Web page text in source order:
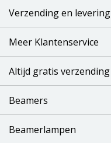
Verzending en levering
Meer Klantenservice
Altijd gratis verzending
Beamers
Beamerlampen